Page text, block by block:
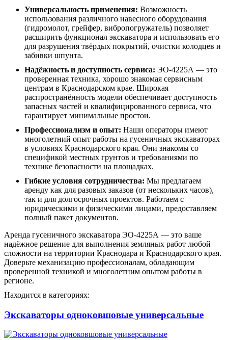
Универсальность применения: Возможность
использования различного навесного оборудования
(гидромолот, грейфер, вибропогружатель) позволяет
расширить функционал экскаватора и использовать его
для разрушения твёрдых покрытий, очистки колодцев и
забивки шпунта.
Надёжность и доступность сервиса: ЭО-4225А — это
проверенная техника, хорошо знакомая сервисным
центрам в Краснодарском крае. Широкая
распространённость модели обеспечивает доступность
запасных частей и квалифицированного сервиса, что
гарантирует минимальные простои.
Профессионализм и опыт: Наши операторы имеют
многолетний опыт работы на гусеничных экскаваторах
в условиях Краснодарского края. Они знакомы со
спецификой местных грунтов и требованиями по
технике безопасности на площадках.
Гибкие условия сотрудничества: Мы предлагаем
аренду как для разовых заказов (от нескольких часов),
так и для долгосрочных проектов. Работаем с
юридическими и физическими лицами, предоставляем
полный пакет документов.
Аренда гусеничного экскаватора ЭО-4225А — это ваше
надёжное решение для выполнения земляных работ любой
сложности на территории Краснодара и Краснодарского края.
Доверьте механизацию профессионалам, обладающим
проверенной техникой и многолетним опытом работы в
регионе.
Находится в категориях:
Экскаваторы одноковшовые универсальные